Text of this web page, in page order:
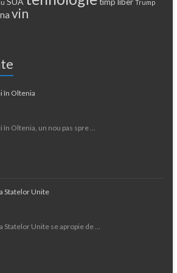
Trump
vin
în Oltenia
Oltenia, un nou pas spre …
Statelor Unite
Statelor Unite se apropie de …